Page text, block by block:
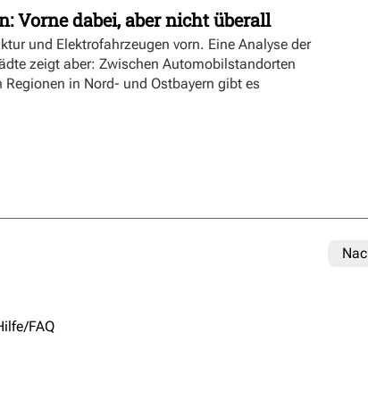
Vorne dabei, aber nicht überall
und Elektrofahrzeugen vorn. Eine Analyse der
zeigt aber: Zwischen Automobilstandorten
in Nord- und Ostbayern gibt es
FAQ